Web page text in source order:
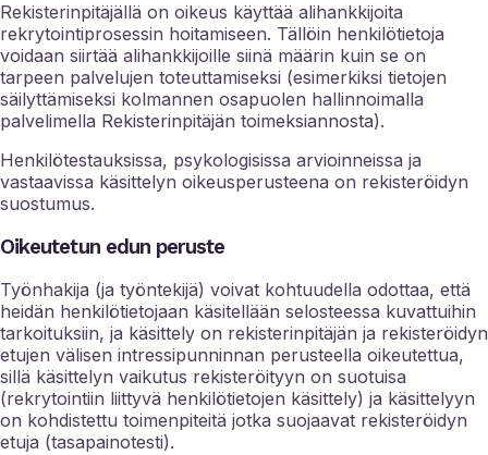
Rekisterinpitäjällä on oikeus käyttää alihankkijoita
rekrytointiprosessin hoitamiseen. Tällöin henkilötietoja
voidaan siirtää alihankkijoille siinä määrin kuin se on
tarpeen palvelujen toteuttamiseksi (esimerkiksi tietojen
säilyttämiseksi kolmannen osapuolen hallinnoimalla
palvelimella Rekisterinpitäjän toimeksiannosta).
Henkilötestauksissa, psykologisissa arvioinneissa ja
vastaavissa käsittelyn oikeusperusteena on rekisteröidyn
suostumus.
Oikeutetun edun peruste
Työnhakija (ja työntekijä) voivat kohtuudella odottaa, että
heidän henkilötietojaan käsitellään selosteessa kuvattuihin
tarkoituksiin, ja käsittely on rekisterinpitäjän ja rekisteröidyn
etujen välisen intressipunninnan perusteella oikeutettua,
sillä käsittelyn vaikutus rekisteröityyn on suotuisa
(rekrytointiin liittyvä henkilötietojen käsittely) ja käsittelyyn
on kohdistettu toimenpiteitä jotka suojaavat rekisteröidyn
etuja (tasapainotesti).